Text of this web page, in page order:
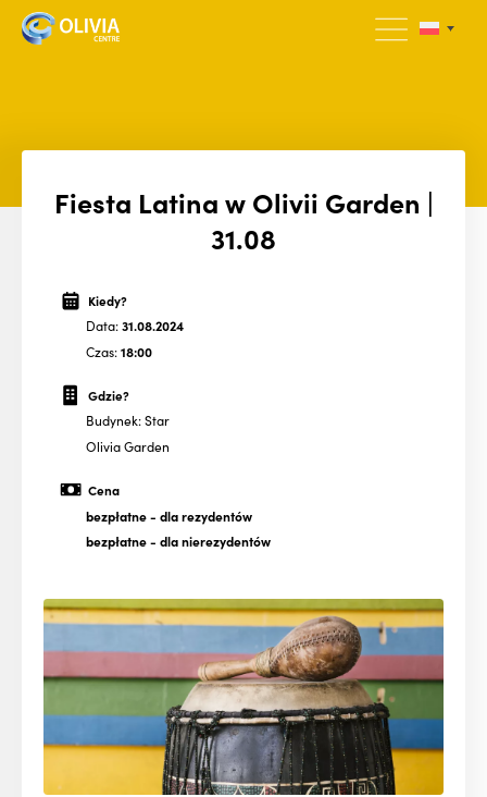
Fiesta Latina w Olivii Garden |
31.08
Kiedy?
Data:31.08.2024
Czas:18:00
Gdzie?
Budynek: Star
Olivia Garden
Cena
bezpłatne- dla rezydentów
bezpłatne- dla nierezydentów